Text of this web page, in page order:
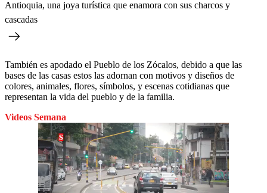
Antioquia, una joya turística que enamora con sus charcos y
cascadas
También es apodado el Pueblo de los Zócalos, debido a que las
bases de las casas estos las adornan con motivos y diseños de
colores, animales, flores, símbolos, y escenas cotidianas que
representan la vida del pueblo y de la familia.
Videos Semana